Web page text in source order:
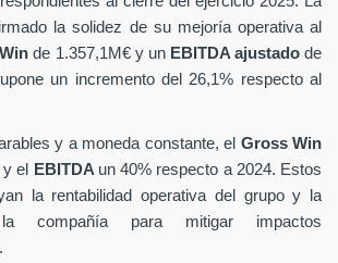
la solidez de su mejoría operativa al
de 1.357,1M€ y un EBITDA ajustadode
un incremento del 26,1% respecto al
y a moneda constante, el Gross Win
el
EBITDA un 40% respecto a 2024. Estos
la rentabilidad operativa del grupo y la
compañía para mitigar impactos